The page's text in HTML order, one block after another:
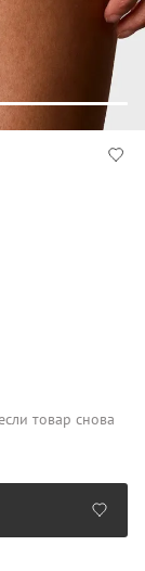
товар снова